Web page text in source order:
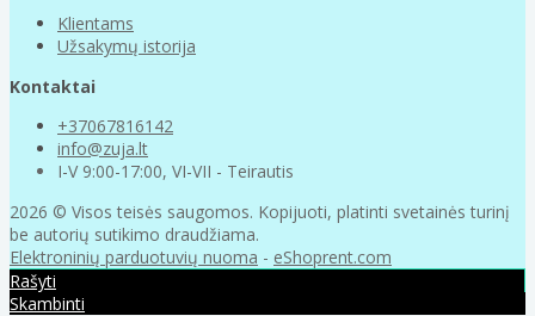
Klientams
Užsakymų istorija
Kontaktai
+37067816142
info@zuja.lt
I-V 9:00-17:00, VI-VII - Teirautis
2026 © Visos teisės saugomos. Kopijuoti, platinti svetainės turinį
be autorių sutikimo draudžiama.
Elektroninių parduotuvių nuoma - eShoprent.com
Rašyti
Skambinti